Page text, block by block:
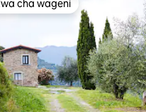
4.73 kati ya 5, tathmini 103
cha wageni
cha wageni